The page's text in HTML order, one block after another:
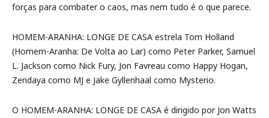
forças para combater o caos, mas nem tudo é o que parece.
HOMEM-ARANHA: LONGE DE CASA estrela Tom Holland
(Homem-Aranha: De Volta ao Lar) como Peter Parker, Samuel
L. Jackson como Nick Fury, Jon Favreau como Happy Hogan,
Zendaya como MJ e Jake Gyllenhaal como Mysterio.
O HOMEM-ARANHA: LONGE DE CASA é dirigido por Jon Watts